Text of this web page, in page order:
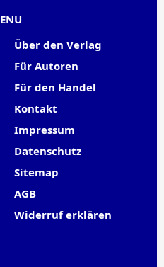
Über den Verlag
Für Autoren
Für den Handel
Kontakt
Impressum
Datenschutz
Sitemap
AGB
Widerruf erklären